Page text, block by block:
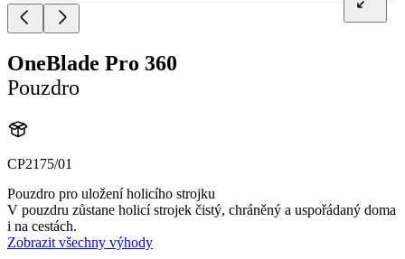
OneBlade Pro 360
Pouzdro
CP2175/01
Pouzdro pro uložení holicího strojku
V pouzdru zůstane holicí strojek čistý, chráněný a uspořádaný doma
i na cestách.
Zobrazit všechny výhody